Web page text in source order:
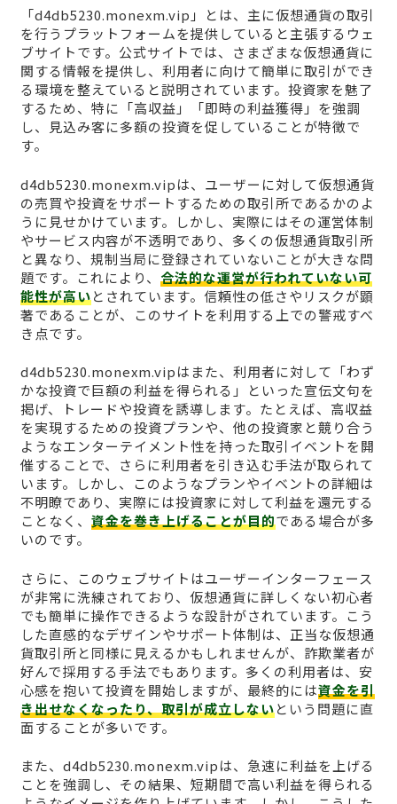
「d4db5230.monexm.vip」とは、主に仮想通貨の取引
を行うプラットフォームを提供していると主張するウェ
ブサイトです。公式サイトでは、さまざまな仮想通貨に
関する情報を提供し、利用者に向けて簡単に取引ができ
る環境を整えていると説明されています。投資家を魅了
するため、特に「高収益」「即時の利益獲得」を強調
し、見込み客に多額の投資を促していることが特徴で
す。
d4db5230.monexm.vipは、ユーザーに対して仮想通貨
の売買や投資をサポートするための取引所であるかのよ
うに見せかけています。しかし、実際にはその運営体制
やサービス内容が不透明であり、多くの仮想通貨取引所
と異なり、規制当局に登録されていないことが大きな問
題です。これにより、 合法的な運営が行われていない可
能性が高いとされています。信頼性の低さやリスクが顕
著であることが、このサイトを利用する上での警戒すべ
き点です。
d4db5230.monexm.vipはまた、利用者に対して「わず
かな投資で巨額の利益を得られる」といった宣伝文句を
掲げ、トレードや投資を誘導します。たとえば、高収益
を実現するための投資プランや、他の投資家と競り合う
ようなエンターテイメント性を持った取引イベントを開
催することで、さらに利用者を引き込む手法が取られて
います。しかし、このようなプランやイベントの詳細は
不明瞭であり、実際には投資家に対して利益を還元する
ことなく、 資金を巻き上げることが目的である場合が多
いのです。
さらに、このウェブサイトはユーザーインターフェース
が非常に洗練されており、仮想通貨に詳しくない初心者
でも簡単に操作できるような設計がされています。こう
した直感的なデザインやサポート体制は、正当な仮想通
貨取引所と同様に見えるかもしれませんが、詐欺業者が
好んで採用する手法でもあります。多くの利用者は、安
心感を抱いて投資を開始しますが、最終的には資金を引
き出せなくなったり、取引が成立しないという問題に直
面することが多いです。
また、d4db5230.monexm.vipは、急速に利益を上げる
ことを強調し、その結果、短期間で高い利益を得られる